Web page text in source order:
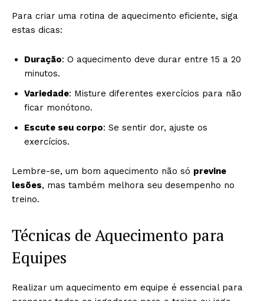
Para criar uma rotina de aquecimento eficiente, siga
estas dicas:
Duração: O aquecimento deve durar entre 15 a 20
minutos.
Variedade: Misture diferentes exercícios para não
ficar monótono.
Escute seu corpo: Se sentir dor, ajuste os
exercícios.
Lembre-se, um bom aquecimento não só previne
lesões, mas também melhora seu desempenho no
treino.
Técnicas de Aquecimento para
Equipes
Realizar um aquecimento em equipe é essencial para